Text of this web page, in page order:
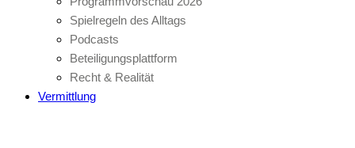
Spielregeln des Alltags
Podcasts
Beteiligungsplattform
Recht & Realität
Vermittlung